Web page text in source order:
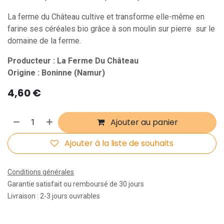
La ferme du Château cultive et transforme elle-même en
farine ses céréales bio grâce à son moulin sur pierre sur le
domaine de la ferme.
Producteur : La Ferme Du Château
Origine : Boninne (Namur)
4,60€
Ajouter au panier
Ajouter à la liste de souhaits
Conditions générales
Garantie satisfait ou remboursé de 30 jours
Livraison : 2-3 jours ouvrables